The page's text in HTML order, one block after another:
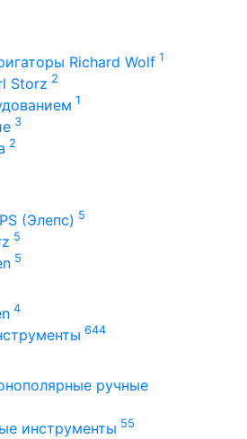
Richard Wolf 1
Storz 2
1
3
2
(Элепс) 5
5
5
4
644
ручные
инструменты 55